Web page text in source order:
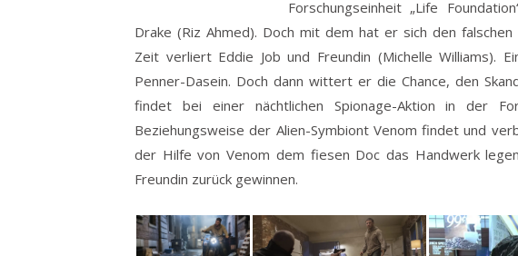
Forschungseinheit „Life
Drake (Riz Ahmed). Doch mit dem hat er sich den
Zeit verliert Eddie Job und Freundin (Michelle Williams).
Penner-Dasein. Doch dann wittert er die Chance, den
findet bei einer nächtlichen Spionage-Aktion in der
Beziehungsweise der Alien-Symbiont Venom findet und
der Hilfe von Venom dem fiesen Doc das Handwerk
Freundin zurück gewinnen.